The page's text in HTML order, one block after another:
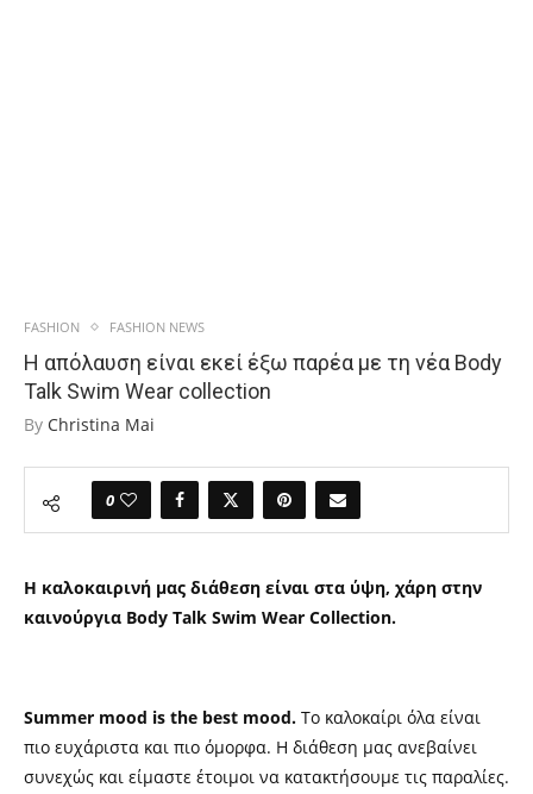
FASHION FASHION NEWS
Η απόλαυση είναι εκεί έξω παρέα με τη νέα Body
Talk Swim Wear collection
By Christina Mai
0
Η καλοκαιρινή μας διάθεση είναι στα ύψη, χάρη στην
καινούργια Body Talk Swim Wear Collection.
Summer mood is the best mood. Το καλοκαίρι όλα είναι
πιο ευχάριστα και πιο όμορφα. Η διάθεση μας ανεβαίνει
συνεχώς και είμαστε έτοιμοι να κατακτήσουμε τις παραλίες.